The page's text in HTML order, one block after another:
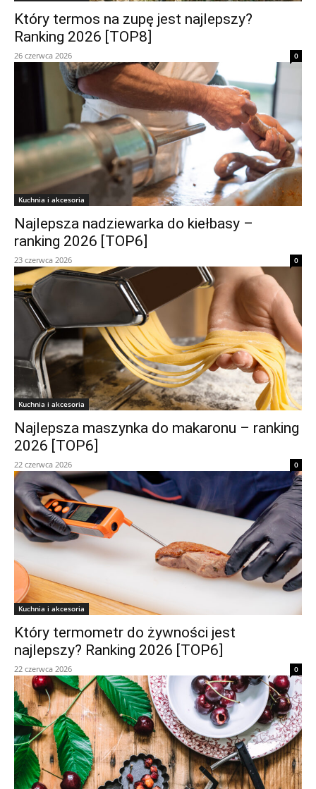
Który termos na zupę jest najlepszy?
Ranking 2026 [TOP8]
26 czerwca 2026 0
Kuchnia i akcesoria
Najlepsza nadziewarka do kiełbasy –
ranking 2026 [TOP6]
23 czerwca 2026 0
Kuchnia i akcesoria
Najlepsza maszynka do makaronu – ranking
2026 [TOP6]
22 czerwca 2026 0
Kuchnia i akcesoria
Który termometr do żywności jest
najlepszy? Ranking 2026 [TOP6]
22 czerwca 2026 0